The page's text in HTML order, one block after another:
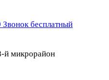
Звонок бесплатный
й микрорайон